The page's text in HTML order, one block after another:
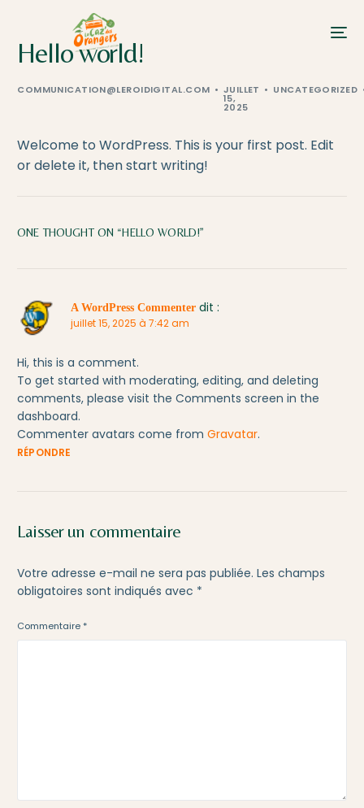
Hello world!
COMMUNICATION@LEROIDIGITAL.COM JUILLET
15,
2025
UNCATEGORIZED
Welcome to WordPress. This is your first post. Edit
or delete it, then start writing!
ONE THOUGHT ON “HELLO WORLD!”
A WordPress Commenter dit :
juillet 15, 2025 à 7:42 am
Hi, this is a comment.
To get started with moderating, editing, and deleting
comments, please visit the Comments screen in the
dashboard.
Commenter avatars come fromGravatar.
RÉPONDRE
Laisser un commentaire
Votre adresse e-mail ne sera pas publiée. Les champs
obligatoires sont indiqués avec *
Commentaire *